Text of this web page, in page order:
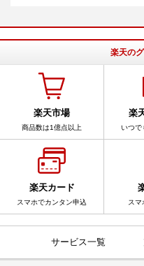
楽天の
楽天市場
商品数は1億点以上
楽
いつで
楽天カード
スマホでカンタン申込 スマ
サービス一覧